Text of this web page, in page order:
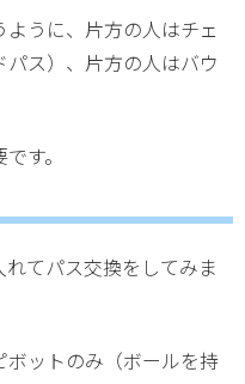
うに、片方の人はチェ
ス）、片方の人はバウ
す。
てパス交換をしてみま
ットのみ（ボールを持